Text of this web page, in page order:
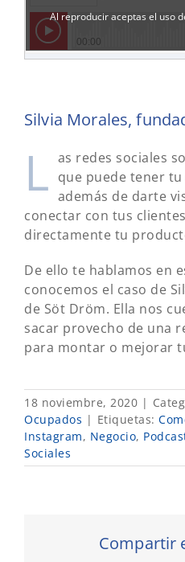
Silvia Morales,
L as redes sociales
que puede tener
además de darte
conectar con tus
directamente tu
De ello te hablamos en
conocemos el caso de
de Söt Dröm. Ella nos
sacar provecho de una
para montar o mejorar
18 noviembre, 2020 |
Ocupados | Etiquetas:
Instagram, Negocio,
Sociales
Compartir